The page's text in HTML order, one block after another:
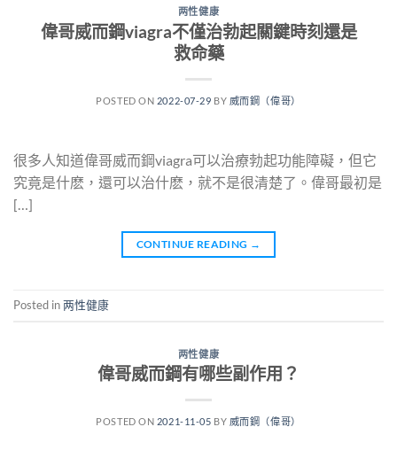
两性健康
偉哥威而鋼viagra不僅治勃起關鍵時刻還是
救命藥
POSTED ON 2022-07-29 BY 威而鋼（偉哥）
很多人知道偉哥威而鋼viagra可以治療勃起功能障礙，但它
究竟是什麽，還可以治什麽，就不是很清楚了。偉哥最初是
[…]
CONTINUE READING →
Posted in两性健康
两性健康
偉哥威而鋼有哪些副作用？
POSTED ON 2021-11-05 BY 威而鋼（偉哥）